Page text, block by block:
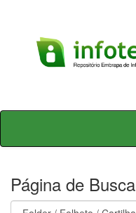
Skip
Página de Busca